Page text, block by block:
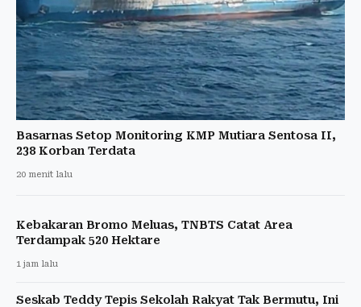
Basarnas Setop Monitoring KMP Mutiara Sentosa II,
238 Korban Terdata
20 menit lalu
Kebakaran Bromo Meluas, TNBTS Catat Area
Terdampak 520 Hektare
1 jam lalu
Seskab Teddy Tepis Sekolah Rakyat Tak Bermutu, Ini